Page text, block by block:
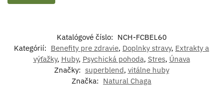
Katalógové číslo: NCH-FCBEL60
Kategórií: Benefity pre zdravie, Doplnky stravy, Extrakty a
výťažky, Huby, Psychická pohoda, Stres, Únava
Značky: superblend, vitálne huby
Značka: Natural Chaga